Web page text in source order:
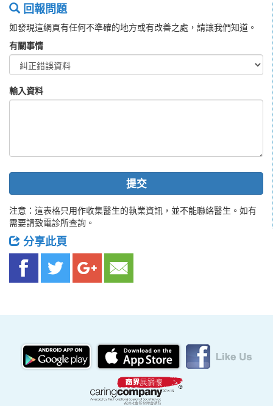
回報問題
如發現這網頁有任何不準確的地方或有改善之處，請讓我們知道。
有關事情
輸入資料
提交
注意：這表格只用作收集醫生的執業資訊，並不能聯絡醫生。如有
需要請致電診所查詢。
分享此頁